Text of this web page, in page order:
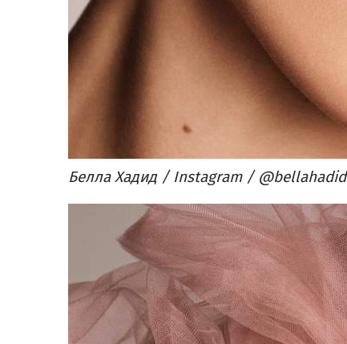
Белла Хадид / Instagram / @bellahadid